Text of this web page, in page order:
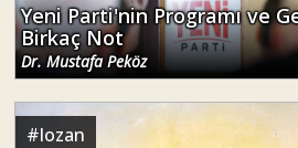
Yeni Parti'nin Programı ve
Birkaç Not
Dr. Mustafa Peköz
#lozan